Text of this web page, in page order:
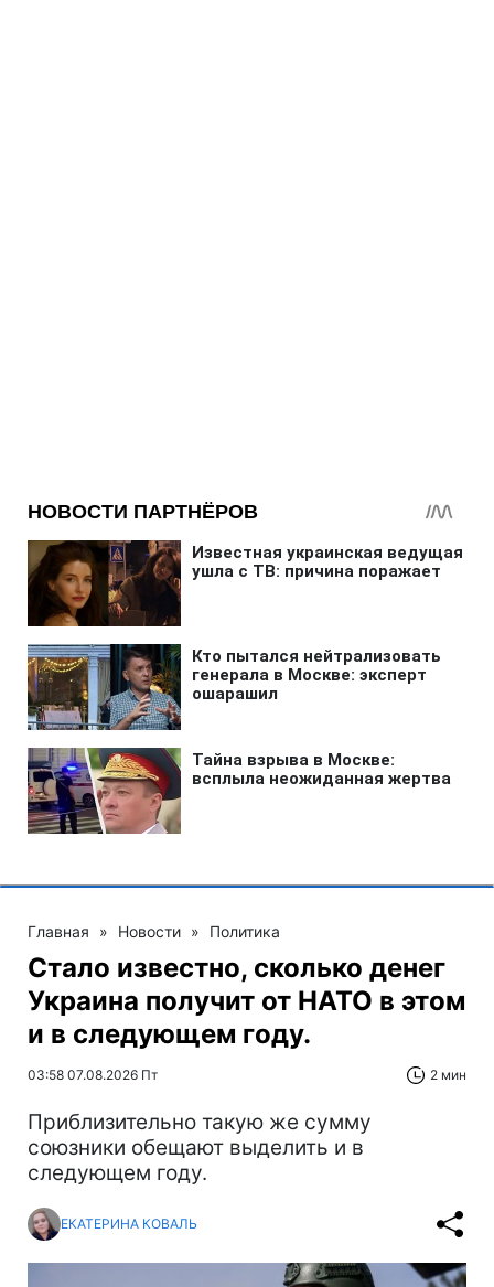
Главная » Новости » Политика
Стало известно, сколько денег
Украина получит от НАТО в этом
и в следующем году.
03:58 07.08.2026 Пт 2 мин
Приблизительно такую же сумму
союзники обещают выделить и в
следующем году.
ЕКАТЕРИНА КОВАЛЬ